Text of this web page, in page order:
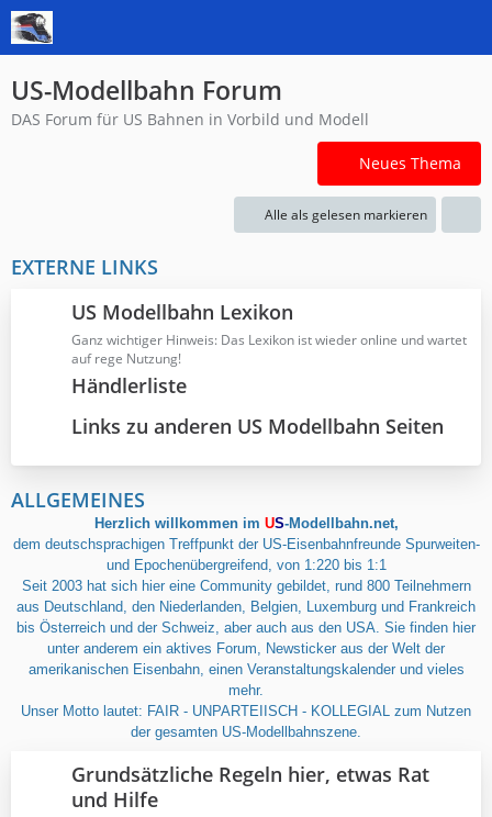
US-Modellbahn Forum
DAS Forum für US Bahnen in Vorbild und Modell
Neues Thema
Alle als gelesen markieren
EXTERNE LINKS
US Modellbahn Lexikon
Ganz wichtiger Hinweis: Das Lexikon ist wieder online und wartet
auf rege Nutzung!
Händlerliste
Links zu anderen US Modellbahn Seiten
ALLGEMEINES
Herzlich willkommen im US-Modellbahn.net,
dem deutschsprachigen Treffpunkt der US-Eisenbahnfreunde Spurweiten-
und Epochenübergreifend, von 1:220 bis 1:1
Seit 2003 hat sich hier eine Community gebildet, rund 800 Teilnehmern
aus Deutschland, den Niederlanden, Belgien, Luxemburg und Frankreich
bis Österreich und der Schweiz, aber auch aus den USA. Sie finden hier
unter anderem ein aktives Forum, Newsticker aus der Welt der
amerikanischen Eisenbahn, einen Veranstaltungskalender und vieles
mehr.
Unser Motto lautet: FAIR - UNPARTEIISCH - KOLLEGIAL zum Nutzen
der gesamten US-Modellbahnszene.
Grundsätzliche Regeln hier, etwas Rat
und Hilfe